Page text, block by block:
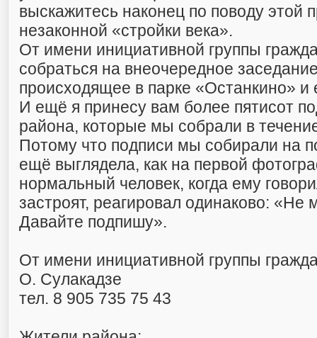
выскажитесь наконец по поводу этой
незаконной «стройки века».
От имени инициативной группы
собраться на внеочередное
происходящее в парке «Останкино» и
И ещё я принесу вам более пятисот
района, которые мы собрали в
Потому что подписи мы собирали на
ещё выглядела, как на первой
нормальный человек, когда ему
застроят, реагировал одинаково: «Не
Давайте подпишу».
От имени инициативной группы
О. Сулакадзе
тел. 8 905 735 75 43